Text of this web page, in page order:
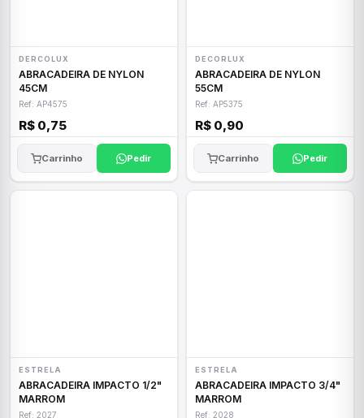
DERCOLUX
ABRACADEIRA DE NYLON
45CM
Ref: AP4575
R$ 0,75
Carrinho Pedir
DECORLUX
ABRACADEIRA DE NYLON
55CM
Ref: AP5375
R$ 0,90
Carrinho Pedir
ESTRELA
ABRACADEIRA IMPACTO 1/2"
MARROM
Ref: 2027
ESTRELA
ABRACADEIRA IMPACTO 3/4"
MARROM
Ref: 2028